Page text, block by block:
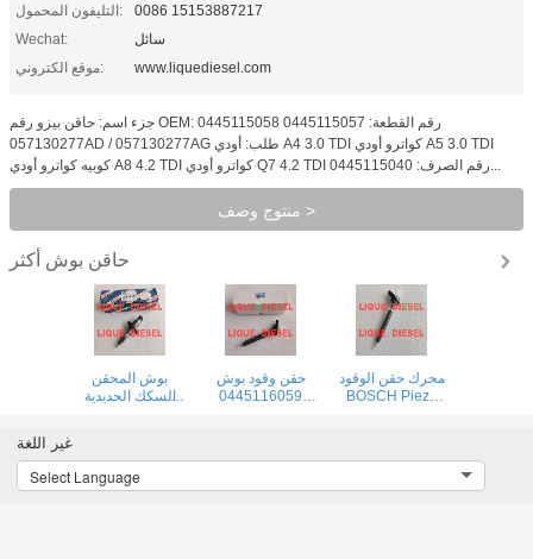
التليفون المحمول:
0086 15153887217
Wechat:
سائل
موقع الكتروني:
www.liquediesel.com
جزء اسم: حاقن بيزو رقم OEM: 0445115058 0445115057 رقم القطعة:
057130277AD / 057130277AG طلب: أودي A4 3.0 TDI كواترو أودي A5 3.0 TDI
كوبيه كواترو أودي A8 4.2 TDI كواترو أودي Q7 4.2 TDI رقم الصرف: 0445115040...
منتوج وصف >
حاقن بوش
بوش المحقن
السكك الحديدية
445120273
5263307
حقن وقود بوش
0445116059
لشركة FIAT
محرك حقن الوقود
BOSCH Piezo
445 116 034
غير اللغة
Select Language